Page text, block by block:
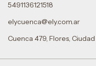
5491136121518
elycuenca@ely.com.ar
Cuenca 479, Flores,